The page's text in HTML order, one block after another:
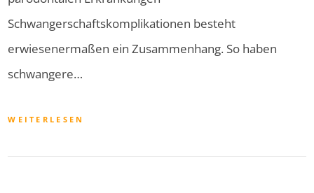
Schwangerschaftskomplikationen besteht
erwiesenermaßen ein Zusammenhang. So haben
schwangere…
WEITERLESEN